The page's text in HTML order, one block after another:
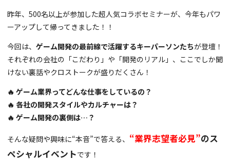
昨年、500名以上が参加した超人気コラボセミナーが、今年もパワ
ーアップして帰ってきました！！
今回は、 ゲーム開発の最前線で活躍するキーパーソンたちが登壇！
それぞれの会社の「こだわり」や「開発のリアル」、ここでしか聞
けない裏話やクロストークが盛りだくさん！
🔥 ゲーム業界ってどんな仕事をしているの？
🔥 各社の開発スタイルやカルチャーは？
🔥 ゲーム開発の裏側は…？
そんな疑問や興味に“本音”で答える、 “業界志望者必見”のス
ペシャルイベントです！